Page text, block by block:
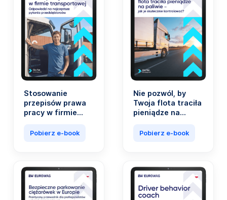
Stosowanie
przepisów prawa
pracy w firmie
musi być
Pobierz e-book
Nie pozwól, by
Twoja flota traciła
pieniądze na
paliwa stanowią
branży
transportowej.
Pobierz e-book